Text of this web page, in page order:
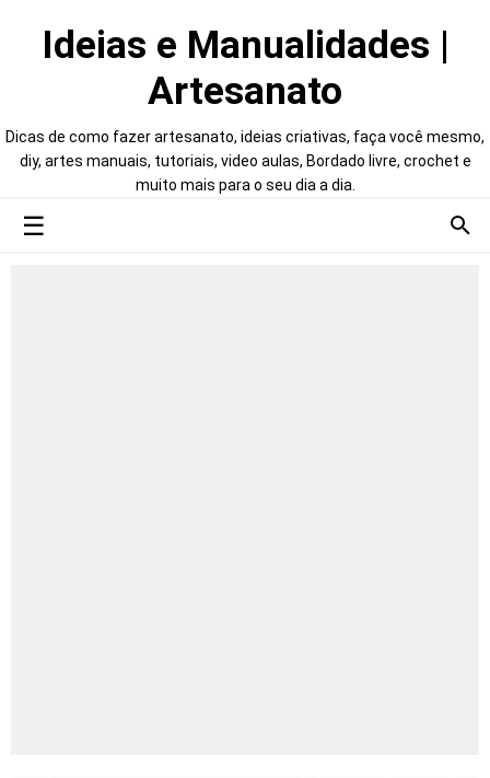
Ideias e Manualidades |
Artesanato
Dicas de como fazer artesanato, ideias criativas, faça você mesmo,
diy, artes manuais, tutoriais, video aulas, Bordado livre, crochet e
muito mais para o seu dia a dia.